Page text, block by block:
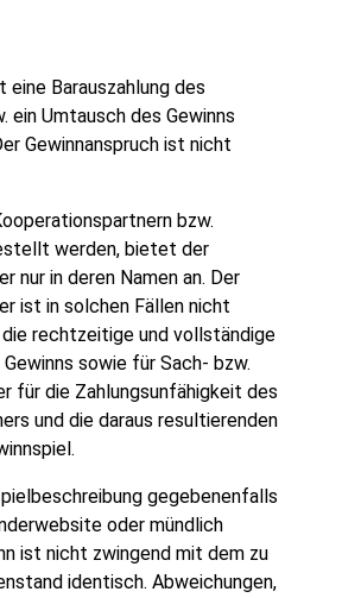
eine Barauszahlung des
ein Umtausch des Gewinns
Gewinnanspruch ist nicht
bzw.
werden, bietet der
nur in deren Namen an. Der
ist in solchen Fällen nicht
rechtzeitige und vollständige
sowie für Sach- bzw.
für die Zahlungsunfähigkeit des
und die daraus resultierenden
gegebenenfalls
oder mündlich
ist nicht zwingend mit dem zu
identisch. Abweichungen,